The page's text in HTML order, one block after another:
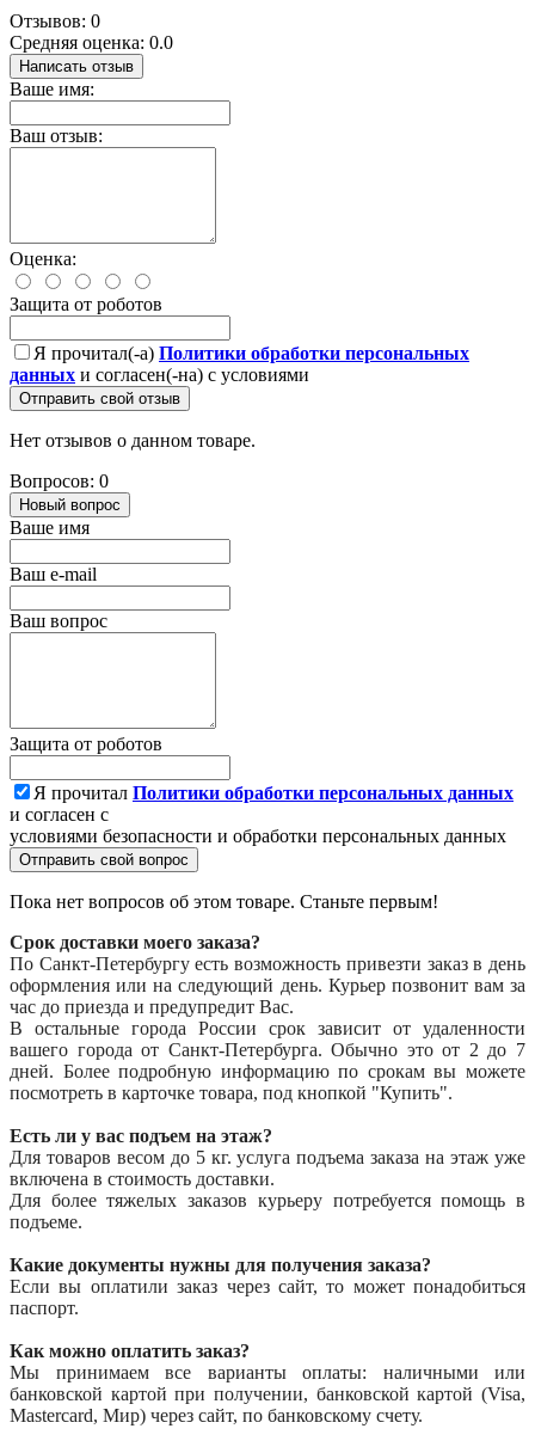
Отзывов: 0
Средняя оценка: 0.0
Написать отзыв
Ваше имя:
Ваш отзыв:
Оценка:
Защита от роботов
Я прочитал(-а) Политики обработки персональных
данных и согласен(-на) с условиями
Отправить свой отзыв
Нет отзывов о данном товаре.
Вопросов: 0
Новый вопрос
Ваше имя
Ваш e-mail
Ваш вопрос
Защита от роботов
Я прочитал Политики обработки персональных данных
и согласен с
условиями безопасности и обработки персональных данных
Отправить свой вопрос
Пока нет вопросов об этом товаре. Станьте первым!
Срок доставки моего заказа?
По Санкт-Петербургу есть возможность привезти заказ в день
оформления или на следующий день. Курьер позвонит вам за
час до приезда и предупредит Вас.
В остальные города России срок зависит от удаленности
вашего города от Санкт-Петербурга. Обычно это от 2 до 7
дней. Более подробную информацию по срокам вы можете
посмотреть в карточке товара, под кнопкой "Купить".
Есть ли у вас подъем на этаж?
Для товаров весом до 5 кг. услуга подъема заказа на этаж уже
включена в стоимость доставки.
Для более тяжелых заказов курьеру потребуется помощь в
подъеме.
Какие документы нужны для получения заказа?
Если вы оплатили заказ через сайт, то может понадобиться
паспорт.
Как можно оплатить заказ?
Мы принимаем все варианты оплаты: наличными или
банковской картой при получении, банковской картой (Visa,
Mastercard, Мир) через сайт, по банковскому счету.